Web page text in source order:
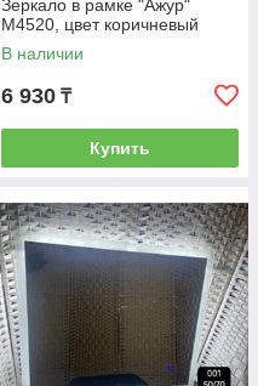
Зеркало в рамке "Ажур"
М4520, цвет коричневый
В наличии
6 930 ₸
Купить